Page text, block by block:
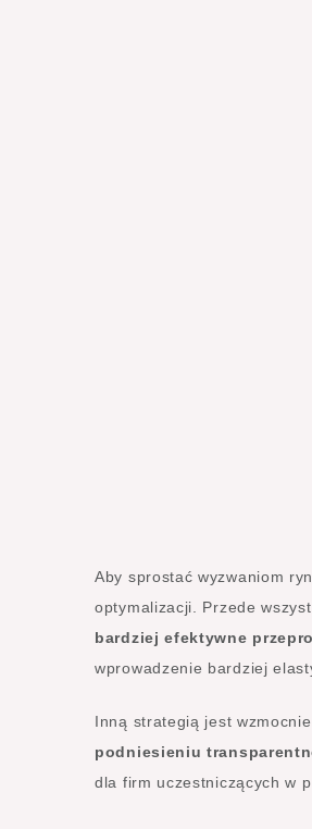
Aby sprostać wyzwaniom
optymalizacji. Przede
bardziej efektywne
wprowadzenie bardziej
Inną strategią jest
podniesieniu
dla firm uczestniczących w